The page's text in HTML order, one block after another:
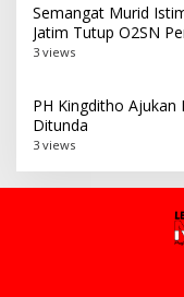
Semangat Murid
Jatim Tutup O2SN
3 views
PH Kingditho Ajukan
Ditunda
3 views